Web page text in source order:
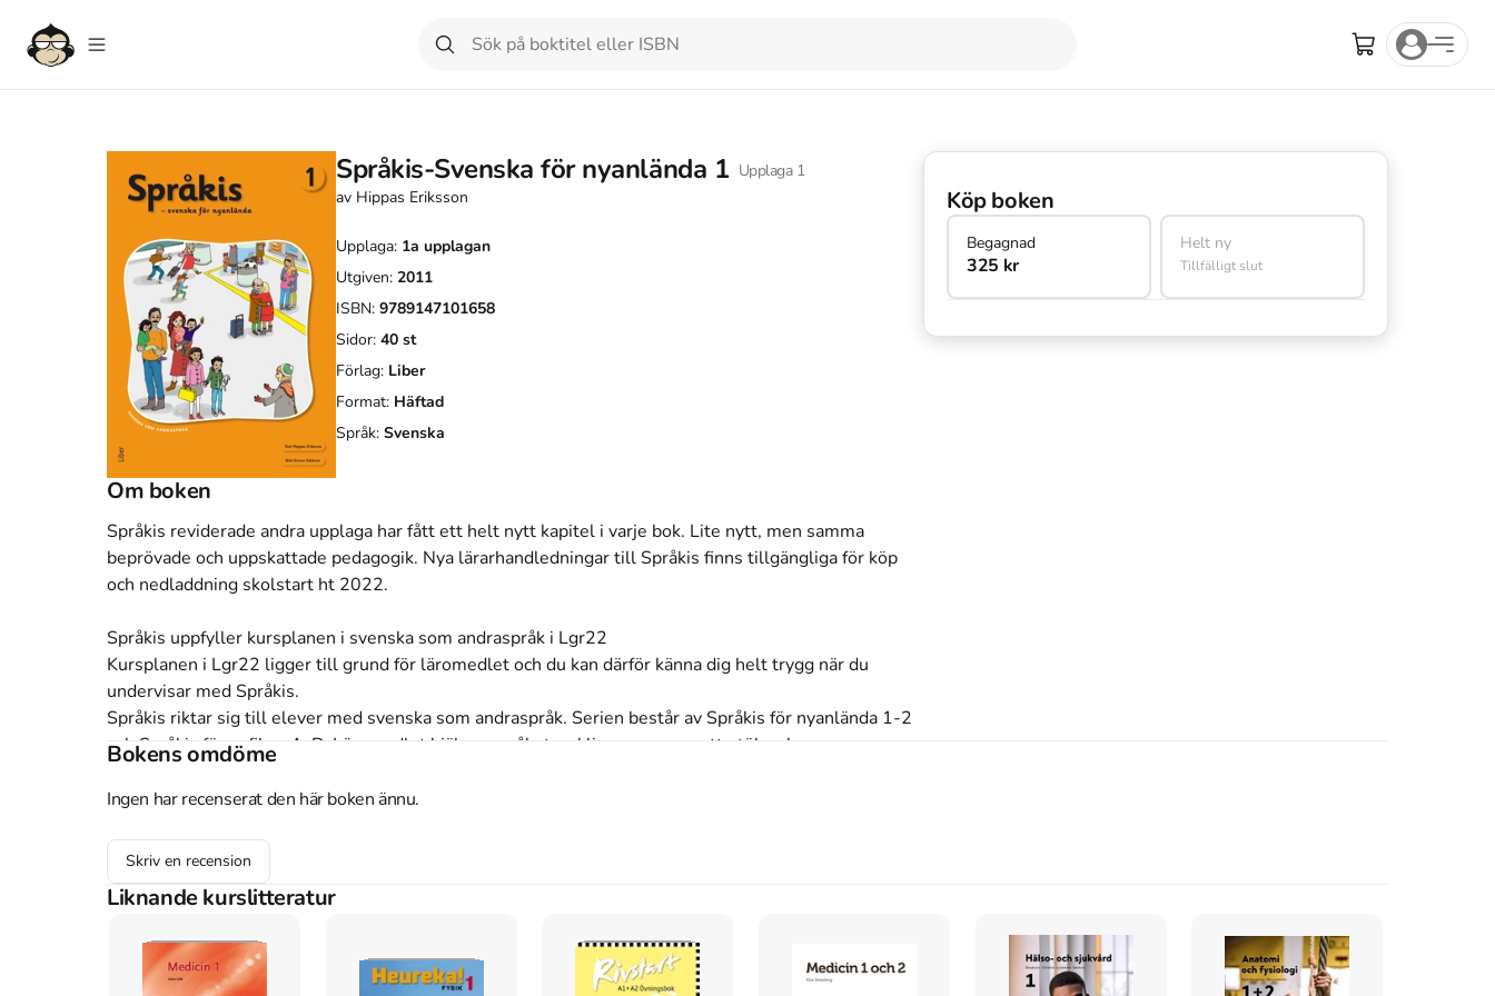
Språkis-Svenska för nyanlända 1 Upplaga 1
av Hippas Eriksson
Upplaga: 1a upplagan
Utgiven: 2011
ISBN: 9789147101658
Sidor: 40 st
Förlag: Liber
Format: Häftad
Språk: Svenska
Om boken
Språkis reviderade andra upplaga har fått ett helt nytt kapitel i varje bok. Lite nytt, men samma
beprövade och uppskattade pedagogik. Nya lärarhandledningar till Språkis finns tillgängliga för köp
och nedladdning skolstart ht 2022.
Språkis uppfyller kursplanen i svenska som andraspråk i Lgr22
Kursplanen i Lgr22 ligger till grund för läromedlet och du kan därför känna dig helt trygg när du
undervisar med Språkis.
Språkis riktar sig till elever med svenska som andraspråk. Serien består av Språkis för nyanlända 1-2
och Språkis för nyfikna A-D. Läromedlet hjälper språkutvecklingen genom att utöka elevernas
Alla böcker i serien har en tydlig struktur. Varje kapitel inleds med en samtalsbild och en text.
anslutning till varje sida finns en lärarinstruktion om syftet med övningen.
Böckerna är granskade och utprövade av lärare som undervisar i svenska som andraspråk.
Språkis för nyanlända
I Språkis - svenska för nyanlända har familjen Molinas nyss kommit till Sverige. Handlingen kretsar
Köp boken
Begagnad
325 kr
Helt ny
Tillfälligt slut
Bokens omdöme
Ingen har recenserat den här boken ännu.
Skriv en recension
Liknande kurslitteratur